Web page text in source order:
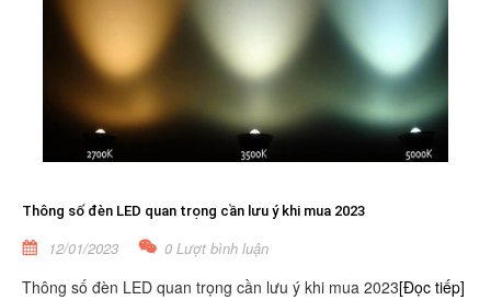
Thông số đèn LED quan trọng cần lưu ý khi mua 2023
12/01/2023 0 Lượt bình luận
Thông số đèn LED quan trọng cần lưu ý khi mua 2023[Đọc tiếp]